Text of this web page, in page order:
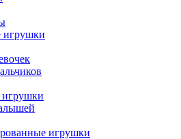
игрушки
игрушки